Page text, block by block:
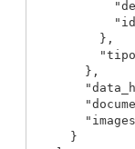
          },
        },
      }